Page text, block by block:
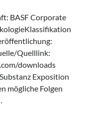
BASF Corporate
Quelllink:
downloads
Exposition
mögliche Folgen